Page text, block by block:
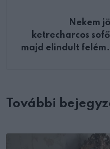
Nekem
ketrecharcos
majd elindult
További